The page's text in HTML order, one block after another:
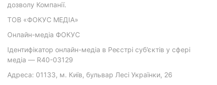
дозволу Компанії.
ТОВ «ФОКУС МЕДІА»
Онлайн-медіа ФОКУС
Ідентифікатор онлайн-медіа в Реєстрі суб’єктів у сфері
медіа — R40-03129
Адреса: 01133, м. Київ, бульвар Лесі Українки, 26